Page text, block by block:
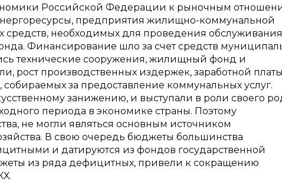
Российской Федерации к рыночным
предприятия жилищно-коммунальной
средств, необходимых для проведения обслуживания
Финансирование шло за счет средств
технические сооружения, жилищный фонд и
рост производственных издержек, заработной
за предоставление коммунальных услуг.
занижению, и выступали в роли своего
периода в экономике страны. Поэтому
не могли являться основным источником
В свою очередь бюджеты большинства
и датируются из фондов государственной
из ряда дефицитных, привели к сокращению